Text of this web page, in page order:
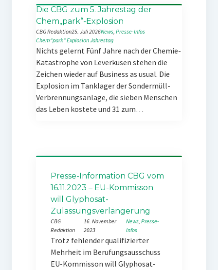
Die CBG zum 5. Jahrestag der
Chem„park“-Explosion
CBG Redaktion25. Juli 2026News, Presse-Infos
Chem“park“ExplosionJahrestag
Nichts gelernt Fünf Jahre nach der Chemie-
Katastrophe von Leverkusen stehen die
Zeichen wieder auf Business as usual. Die
Explosion im Tanklager der Sondermüll-
Verbrennungsanlage, die sieben Menschen
das Leben kostete und 31 zum…
Presse-Information CBG vom
16.11.2023 – EU-Kommisson
will Glyphosat-
Zulassungsverlängerung
CBG
Redaktion
16. November
2023
News, Presse-
Infos
Trotz fehlender qualifizierter
Mehrheit im Berufungsausschuss
EU-Kommisson will Glyphosat-